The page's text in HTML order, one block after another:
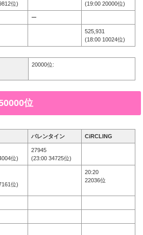
位)
(19:00 20000位)
ー
525,931
(18:00 10024位)
20000位:
位
バレンタイン CiRCLING
位)
27945
(23:00 34725位)
位)
20:20
22036位